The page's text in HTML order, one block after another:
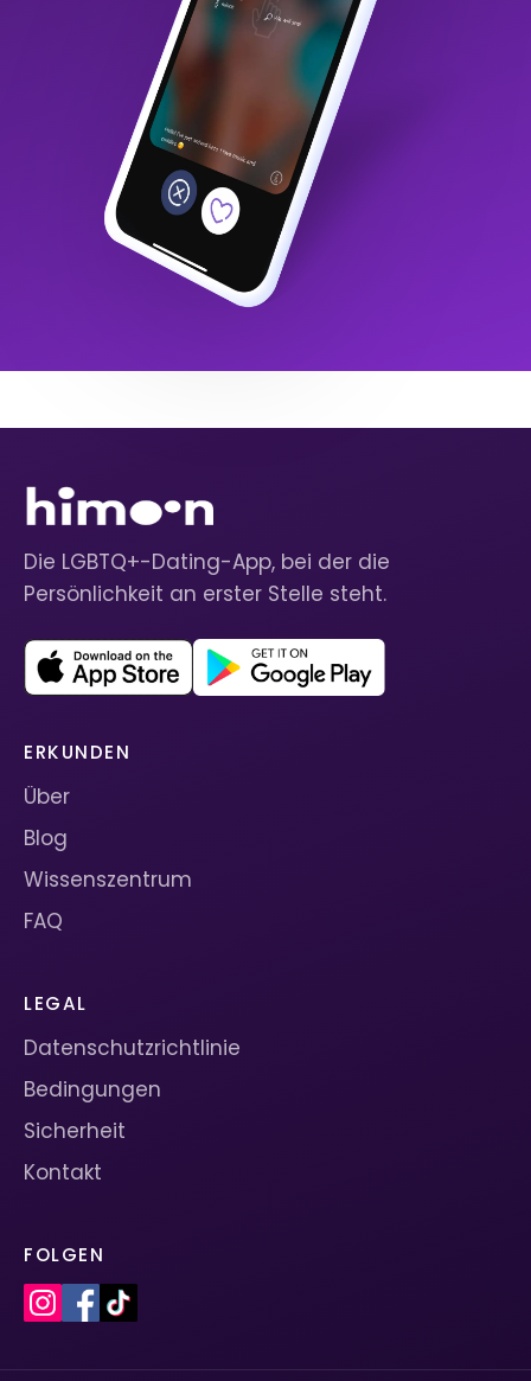
Die LGBTQ+-Dating-App, bei der die
Persönlichkeit an erster Stelle steht.
ERKUNDEN
Über
Blog
Wissenszentrum
FAQ
LEGAL
Datenschutzrichtlinie
Bedingungen
Sicherheit
Kontakt
FOLGEN